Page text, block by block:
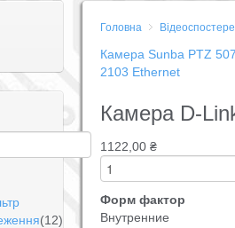
Головна
Камера Sunba PTZ
2103 Ethernet
Камера D-
1122,00 ₴
Форм фактор
Внутренние
(12)